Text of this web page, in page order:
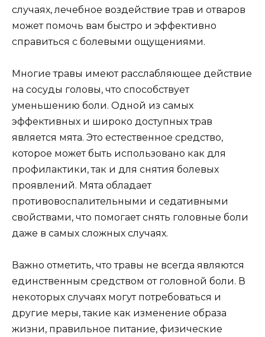
случаях, лечебное воздействие трав и отваров
может помочь вам быстро и эффективно
справиться с болевыми ощущениями.
Многие травы имеют расслабляющее действие
на сосуды головы, что способствует
уменьшению боли. Одной из самых
эффективных и широко доступных трав
является мята. Это естественное средство,
которое может быть использовано как для
профилактики, так и для снятия болевых
проявлений. Мята обладает
противовоспалительными и седативными
свойствами, что помогает снять головные боли
даже в самых сложных случаях.
Важно отметить, что травы не всегда являются
единственным средством от головной боли. В
некоторых случаях могут потребоваться и
другие меры, такие как изменение образа
жизни, правильное питание, физические